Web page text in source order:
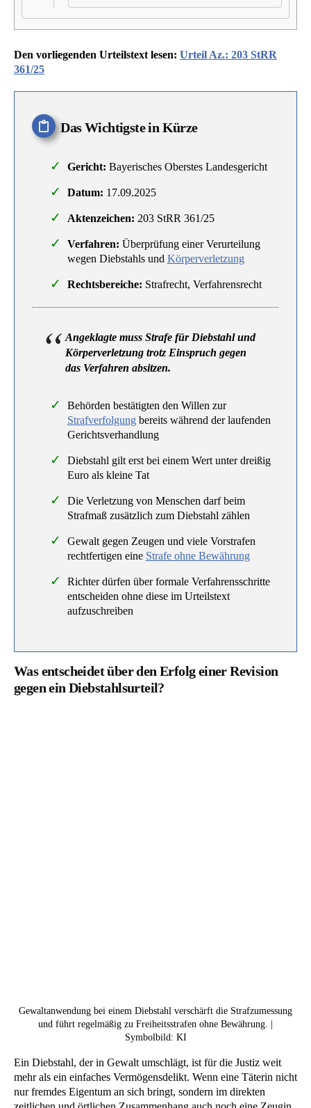
Den vorliegenden Urteilstext lesen: Urteil Az.: 203 StRR
361/25
Das Wichtigste in Kürze
Gericht: Bayerisches Oberstes Landesgericht
Datum: 17.09.2025
Aktenzeichen: 203 StRR 361/25
Verfahren: Überprüfung einer Verurteilung
wegen Diebstahls und Körperverletzung
Rechtsbereiche: Strafrecht, Verfahrensrecht
Angeklagte muss Strafe für Diebstahl und
Körperverletzung trotz Einspruch gegen
das Verfahren absitzen.
Behörden bestätigten den Willen zur
Strafverfolgungbereits während der laufenden
Gerichtsverhandlung
Diebstahl gilt erst bei einem Wert unter dreißig
Euro als kleine Tat
Die Verletzung von Menschen darf beim
Strafmaß zusätzlich zum Diebstahl zählen
Gewalt gegen Zeugen und viele Vorstrafen
rechtfertigen eine Strafe ohne Bewährung
Richter dürfen über formale Verfahrensschritte
entscheiden ohne diese im Urteilstext
aufzuschreiben
Was entscheidet über den Erfolg einer Revision
gegen ein Diebstahlsurteil?
Gewaltanwendung bei einem Diebstahl verschärft die Strafzumessung
und führt regelmäßig zu Freiheitsstrafen ohne Bewährung. |
Symbolbild: KI
Ein Diebstahl, der in Gewalt umschlägt, ist für die Justiz weit
mehr als ein einfaches Vermögensdelikt. Wenn eine Täterin nicht
nur fremdes Eigentum an sich bringt, sondern im direkten